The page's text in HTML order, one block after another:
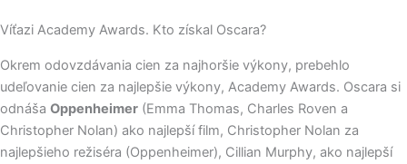
Víťazi Academy Awards. Kto získal Oscara?
Okrem odovzdávania cien za najhoršie výkony, prebehlo
udeľovanie cien za najlepšie výkony, Academy Awards. Oscara si
odnáša Oppenheimer (Emma Thomas, Charles Roven a
Christopher Nolan​) ako najlepší film, Christopher Nolan za
najlepšieho režiséra (Oppenheimer), Cillian Murphy, ako najlepší